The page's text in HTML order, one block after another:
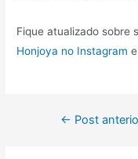
Fique atualizado sobre
Honjoya no Instagram
← Post